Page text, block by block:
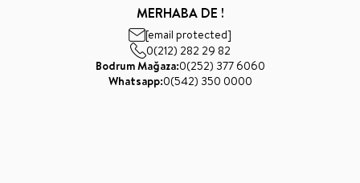
MERHABA DE !
[email protected]
0(212) 282 29 82
Bodrum Mağaza:0(252) 377 6060
Whatsapp:0(542) 350 0000